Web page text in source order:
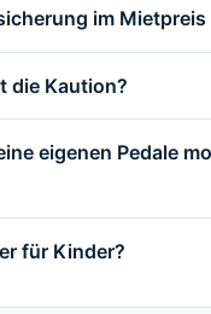
im
die Kaution?
eigenen Pedale
für Kinder?